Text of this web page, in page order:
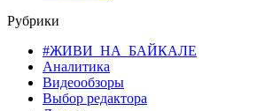
Рубрики
#ЖИВИ_НА_БАЙКАЛЕ
Аналитика
Видеообзоры
Выбор редактора